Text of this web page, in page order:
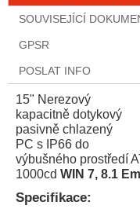
SOUVISEJÍCÍ
GPSR
POSLAT INFO
15" Nerezový
kapacitně dotykový
pasivně chlazený
PC s IP66 do
výbušného prostředí
1000cd WIN 7, 8.1
Specifikace: